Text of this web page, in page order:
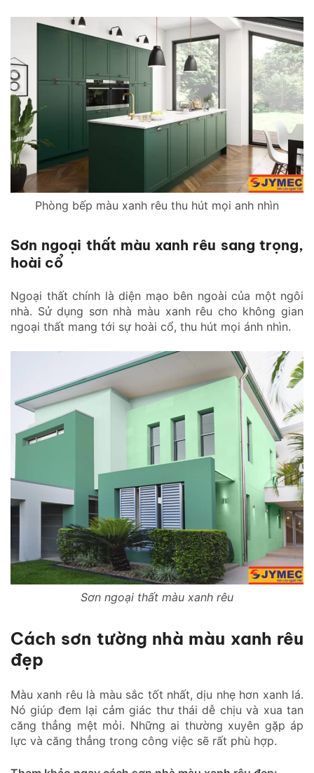
Phòng bếp màu xanh rêu thu hút mọi anh nhìn
Sơn ngoại thất màu xanh rêu sang trọng,
hoài cổ
Ngoại thất chính là diện mạo bên ngoài của một ngôi
nhà. Sử dụng sơn nhà màu xanh rêu cho không gian
ngoại thất mang tới sự hoài cổ, thu hút mọi ánh nhìn.
Sơn ngoại thất màu xanh rêu
Cách sơn tường nhà màu xanh rêu
đẹp
Màu xanh rêu là màu sắc tốt nhất, dịu nhẹ hơn xanh lá.
Nó giúp đem lại cảm giác thư thái dễ chịu và xua tan
căng thẳng mệt mỏi. Những ai thường xuyên gặp áp
lực và căng thẳng trong công việc sẽ rất phù hợp.